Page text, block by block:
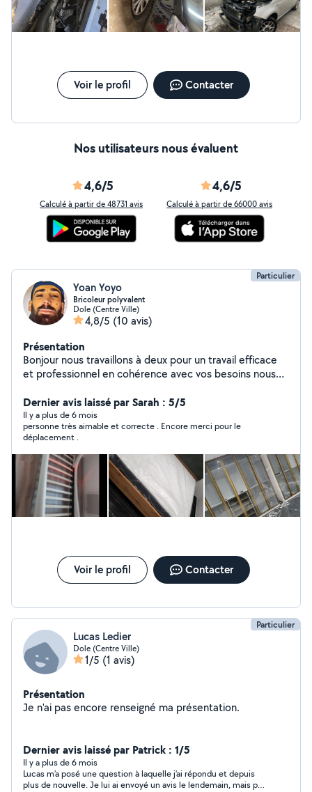
Voir le profil Contacter
Nos utilisateurs nous évaluent
4,6/5
Calculé à partir de 48731 avis
4,6/5
Calculé à partir de 66000 avis
Particulier
Yoan Yoyo
Bricoleur polyvalent
Dole (Centre Ville)
4,8/5 (10 avis)
Présentation
Bonjour nous travaillons à deux pour un travail efficace
et professionnel en cohérence avec vos besoins nous
Dernier avis laissé par Sarah : 5/5
Il y a plus de 6 mois
personne très aimable et correcte . Encore merci pour le
déplacement .
Voir le profil Contacter
Particulier
Lucas Ledier
Dole (Centre Ville)
1/5 (1 avis)
Présentation
Je n'ai pas encore renseigné ma présentation.
Dernier avis laissé par Patrick : 1/5
Il y a plus de 6 mois
Lucas m'a posé une question à laquelle j'ai répondu et depuis
plus de nouvelle. Je lui ai envoyé un avis le lendemain, mais pas